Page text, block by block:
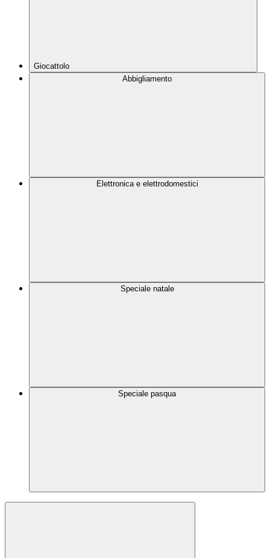
Giocattolo
Abbigliamento
Elettronica e elettrodomestici
Speciale natale
Speciale pasqua